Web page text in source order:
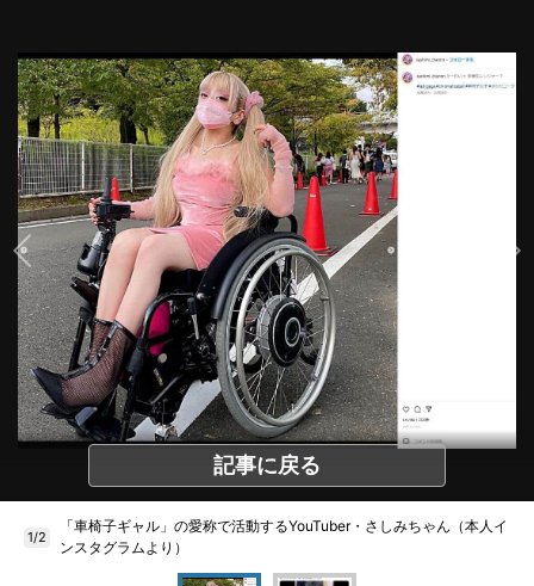
記事に戻る
1/2
「車椅子ギャル」の愛称で活動するYouTuber・さしみちゃん（本人イ
ンスタグラムより）